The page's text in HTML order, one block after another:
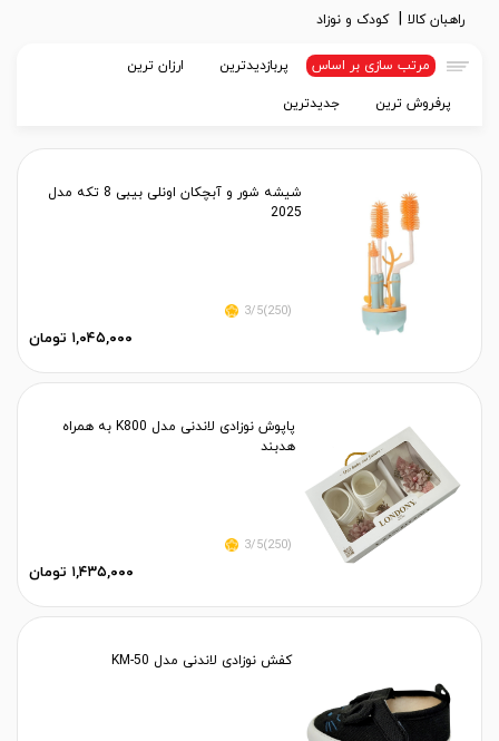
راهبان کالا کودک و نوزاد
مرتب سازی بر اساس پربازدیدترین ارزان ترین
پرفروش ترین جدیدترین
شیشه شور و آبچکان اونلی بیبی 8 تکه مدل
2025
(250)3/5
۱,۰۴۵,۰۰۰ تومان
پاپوش نوزادی لاندنی مدل K800 به همراه
هدبند
(250)3/5
۱,۴۳۵,۰۰۰ تومان
کفش نوزادی لاندنی مدل KM-50